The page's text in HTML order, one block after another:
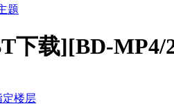
下载][BD-